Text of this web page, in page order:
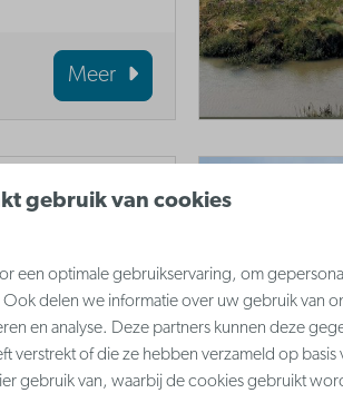
Meer
kinderen in
en ook zelf
gebruik van cookies
een optimale gebruikservaring, om
Ook delen we informatie over uw gebruik van
en analyse. Deze partners kunnen deze
verstrekt of die ze hebben verzameld op basis
gebruik van, waarbij de cookies gebruikt